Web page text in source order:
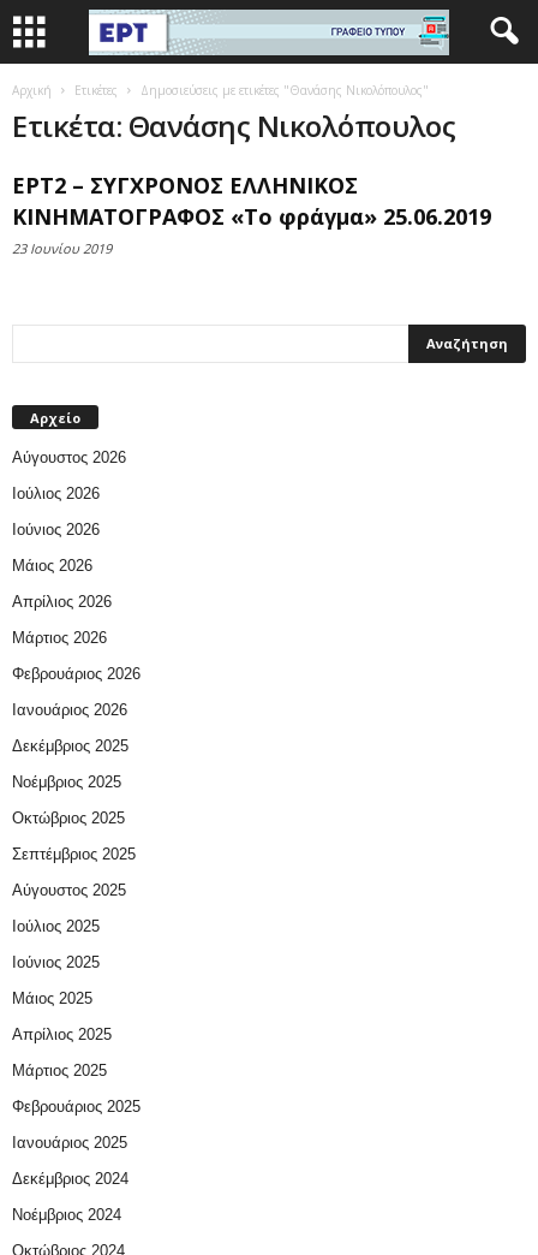
Αρχική Ετικέτες Δημοσιεύσεις με ετικέτες "Θανάσης Νικολόπουλος"
Ετικέτα: Θανάσης Νικολόπουλος
ΕΡΤ2 – ΣΥΓΧΡΟΝΟΣ ΕΛΛΗΝΙΚΟΣ
ΚΙΝΗΜΑΤΟΓΡΑΦΟΣ «Το φράγμα» 25.06.2019
23 Ιουνίου 2019
Αρχείο
Αύγουστος 2026
Ιούλιος 2026
Ιούνιος 2026
Μάιος 2026
Απρίλιος 2026
Μάρτιος 2026
Φεβρουάριος 2026
Ιανουάριος 2026
Δεκέμβριος 2025
Νοέμβριος 2025
Οκτώβριος 2025
Σεπτέμβριος 2025
Αύγουστος 2025
Ιούλιος 2025
Ιούνιος 2025
Μάιος 2025
Απρίλιος 2025
Μάρτιος 2025
Φεβρουάριος 2025
Ιανουάριος 2025
Δεκέμβριος 2024
Νοέμβριος 2024
Οκτώβριος 2024